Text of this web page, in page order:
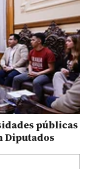
públicas
Diputados